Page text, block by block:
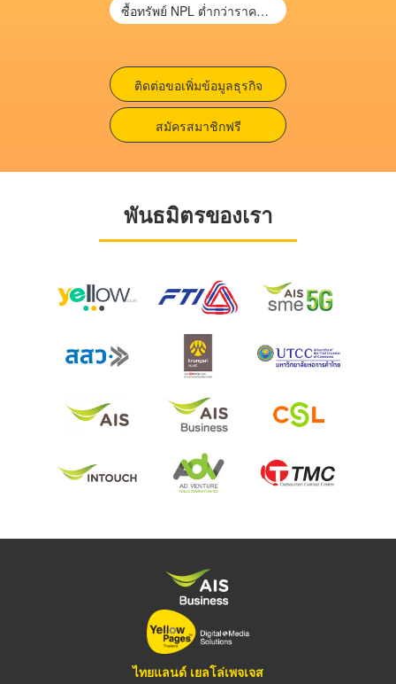
ซื้อทรัพย์ NPL ต่ำกว่าราคาตลาด 30-70% แบบไม่ต้องไปประมูล”
ติดต่อขอเพิ่มข้อมูลธุรกิจ
สมัครสมาชิกฟรี
พันธมิตรของเรา
ไทยแลนด์ เยลโล่เพจเจส